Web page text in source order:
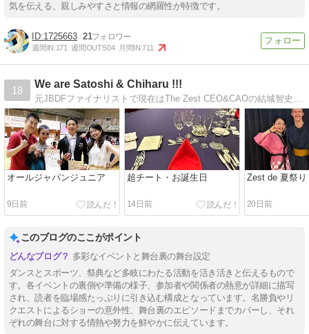
気を伝える、親しみやすさと情報の網羅性が特徴です。
1725663 21
週間IN:171 週間OUT:504 月間IN:711
18
We are Satoshi & Chiharu !!!
オールジャパンジュニア
9日前
超チート・お誕生日
14日前
Zest de 夏祭り
20日前
このブログのここがポイント
多彩なイベントと舞台裏の舞台設定
ダンスとスポーツ、祭典など多岐にわたる活動を活き活きと伝えるもので
す。各イベントの裏側や準備の様子、参加者や関係者の熱意が詳細に描写
され、読者を臨場感たっぷりに引き込む構成となっています。名勝負やリ
クエストによるショーの意外性、舞台裏のエピソードまでカバーし、それ
ぞれの舞台に対する情熱や努力を鮮やかに伝えています。